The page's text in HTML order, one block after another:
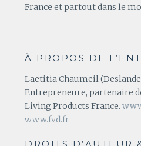
France et partout dans le
À PROPOS DE
Laetitia Chaumeil
Entrepreneure, partenaire
Living Products France.
www.fvd.fr